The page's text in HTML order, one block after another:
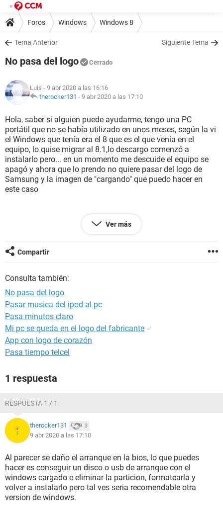
Foros Windows Windows 8
Tema Anterior Siguiente Tema
No pasa del logo Cerrado
Luis - 9 abr 2020 a las 16:16
therocker131 - 9 abr 2020 a las 17:10
Hola, saber si alguien puede ayudarme, tengo una PC
portátil que no se había utilizado en unos meses, según la vi
el Windows que tenía era el 8 que es el que venía en el
equipo, lo quise migrar al 8.1,lo descargo comenzó a
instalarlo pero... en un momento me descuide el equipo se
apagó y ahora que lo prendo no quiere pasar del logo de
Samsung y la imagen de "cargando" que puedo hacer en
este caso
Ver más
Compartir
Consulta también:
No pasa del logo
Pasar musica del ipod al pc
Pasa minutos claro
Mi pc se queda en el logo del fabricante ✓
App con logo de corazón
Pasa tiempo telcel
1 respuesta
RESPUESTA 1 / 1
therocker131 3
9 abr 2020 a las 17:10
Al parecer se daño el arranque en la bios, lo que puedes
hacer es conseguir un disco o usb de arranque con el
windows cargado e eliminar la particion, formatearla y
volver a instalarlo pero tal ves seria recomendable otra
version de windows.